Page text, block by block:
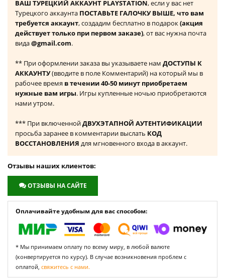
ВАШ ТУРЕЦКИЙ АККАУНТ PLAYSTATION, если у вас нет
Турецкого аккаунта ПОСТАВЬТЕ ГАЛОЧКУ ВЫШЕ, что вам
требуется аккаунт, создадим бесплатно в подарок(акция
действует только при первом заказе), от вас нужна почта
вида@gmail.com.
** При оформлении заказа вы указываете нам ДОСТУПЫ К
АККАУНТУ(вводите в поле Комментарий) на который мы в
рабочее время в течении 40-50 минут приобретаем
нужные вам игры. Игры купленные ночью приобретаются
нами утром.
*** При включеннойДВУХЭТАПНОЙ АУТЕНТИФИКАЦИИ
просьба заранее в комментарии выслать КОД
ВОССТАНОВЛЕНИЯ для мгновенного входа в аккаунт.
Отзывы наших клиентов:
ОТЗЫВЫ НА САЙТЕ
Оплачивайте удобным для вас способом:
* Мы принимаем оплату по всему миру, в любой валюте
(конвертируется по курсу). В случае возникновения проблем с
оплатой, свяжитесь с нами.